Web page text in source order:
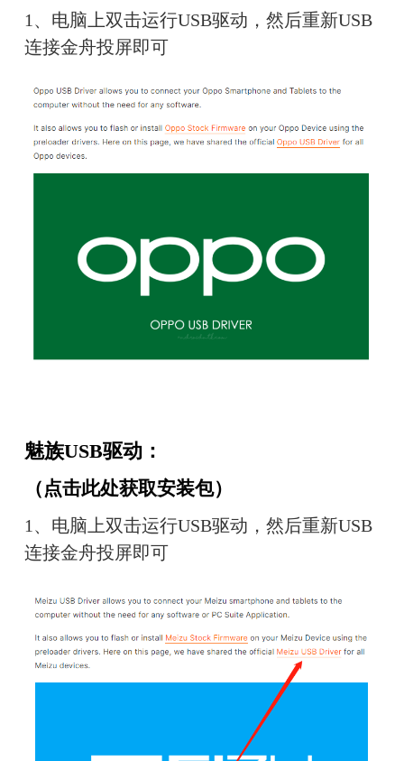
1、电脑上双击运行USB驱动，然后重新USB
连接金舟投屏即可
魅族USB驱动：
（点击此处获取安装包）
1、电脑上双击运行USB驱动，然后重新USB
连接金舟投屏即可